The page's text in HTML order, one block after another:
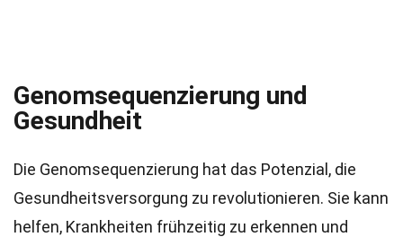
Genomsequenzierung und
Gesundheit
Die Genomsequenzierung hat das Potenzial, die
Gesundheitsversorgung zu revolutionieren. Sie kann
helfen, Krankheiten frühzeitig zu erkennen und